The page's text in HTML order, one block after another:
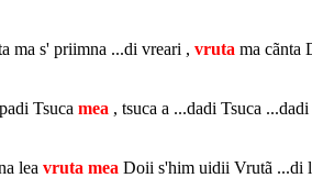
s' priimna ...di vreari , vruta ma cãnta
Tsuca mea , tsuca a ...dadi Tsuca
lea vruta mea Doii s'him uidii Vrutã ...di